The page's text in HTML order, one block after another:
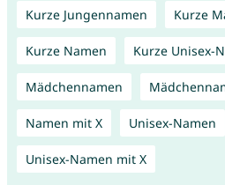
Kurze Jungennamen Kurze
Kurze Namen Kurze Unisex-
Mädchennamen
Namen mit X Unisex-Namen
Unisex-Namen mit X